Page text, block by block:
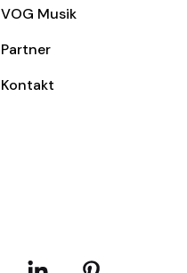
VOG Musik
Partner
Kontakt